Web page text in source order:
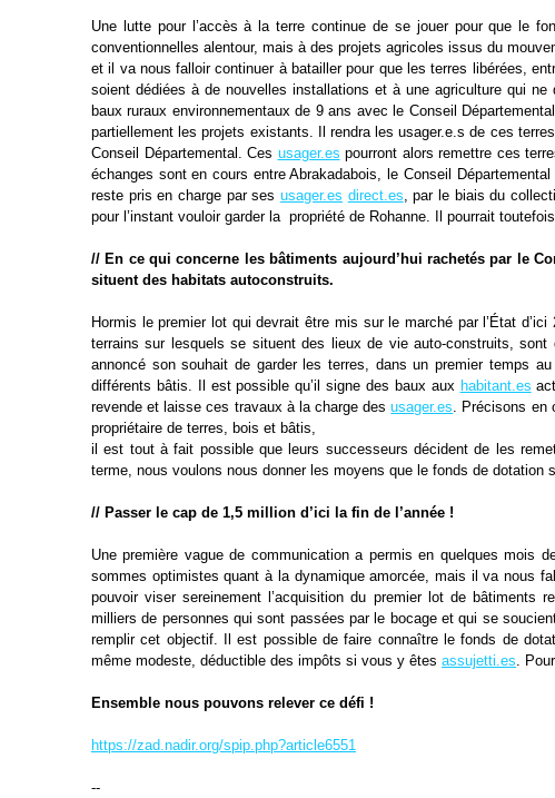
Une lutte pour l’accès à la terre continue de se jouer pour que le
conventionnelles alentour, mais à des projets agricoles issus du
etil va nous falloir continuer à batailler pour que les terres libérées,
soient dédiées à de nouvelles installations et à une agriculture qui ne
baux ruraux environnementaux de 9 ans avec le Conseil
partiellement les projets existants. Il rendra les usager.e.s de ces
Conseil Départemental. Ces usager.es pourront alors remettre ces
échanges sont en cours entreAbrakadabois, le Conseil
reste pris en charge par sesusager.es direct.es , par le biais du
pour l’instant vouloir garder la propriété de Rohanne. Il pourrait
// En ce qui concerne les bâtiments aujourd’hui rachetés par le
situent des habitats autoconstruits.
Hormis le premier lot qui devrait être mis sur le marché par l’État
terrains sur lesquels se situent des lieux de vie auto-construits, sont
annoncé sonsouhait de garder les terres, dans un premier temps
différents bâtis. Il est possible qu’il signe des baux aux habitant.es
revende et laisse ces travaux à la charge desusager.es . Précisons en
propriétaire de terres, bois et bâtis,
il est tout à fait possible que leurs successeurs décident de les
terme, nous voulons nous donner les moyens que le fonds de dotation
// Passer le cap de 1,5 million d’ici la fin de l’année !
Une première vague de communication a permis en quelques mois
sommes optimistesquant à la dynamique amorcée, mais il va nous
pouvoir viser sereinementl’acquisition du premier lot de bâtiments
milliers de personnes qui sont passées par le bocage et qui se
remplir cet objectif. Il est possible defaire connaître le fonds de
même modeste, déductible des impôts si vous y êtes assujetti.es .
Ensemble nous pouvons relever ce défi !
https://zad.nadir.org/spip.php?article6551
--